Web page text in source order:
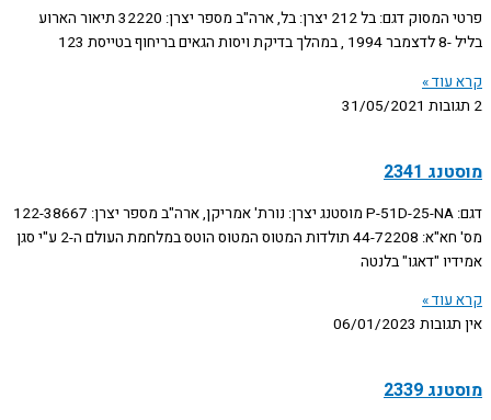
פרטי המסוק דגם: בל 212 יצרן: בל, ארה"ב מספר יצרן: 32220 תיאור הארוע
בליל -8 לדצמבר 1994 , במהלך בדיקת ויסות הגאים בריחוף בטייסת 123
קרא עוד »
2 תגובות
31/05/2021
מוסטנג 2341
דגם: P-51D-25-NA מוסטנג יצרן: נורת' אמריקן, ארה"ב מספר יצרן: 122-38667
מס' חא"א: 44-72208 תולדות המטוס המטוס הוטס במלחמת העולם ה-2 ע"י סגן
אמידיו "דאגו" בלנטה
קרא עוד »
אין תגובות 06/01/2023
מוסטנג 2339